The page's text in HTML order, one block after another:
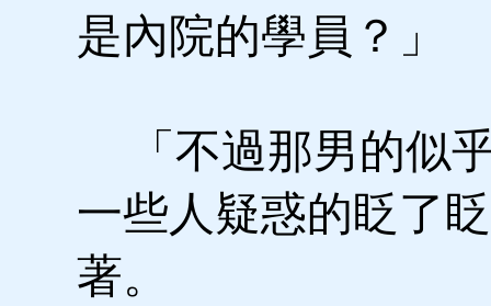
是內院的學員？」
「不過那男的似
一些人疑惑的眨了
著。